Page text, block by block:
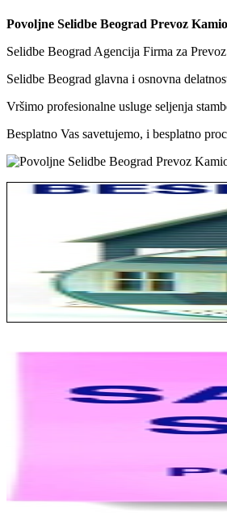
Povoljne Selidbe Beograd Prevoz
Selidbe Beograd Agencija Firma za
Selidbe Beograd glavna i osnovna
Vršimo profesionalne usluge seljenja
Besplatno Vas savetujemo, i besplatno
Jelena sa Čukarice: Mogu da pohvalim